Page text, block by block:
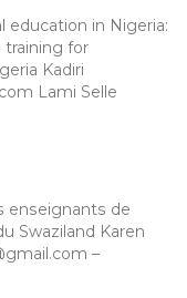
education in Nigeria:
for
Kadiri
Lami Selle
enseignants de
Swaziland Karen
–